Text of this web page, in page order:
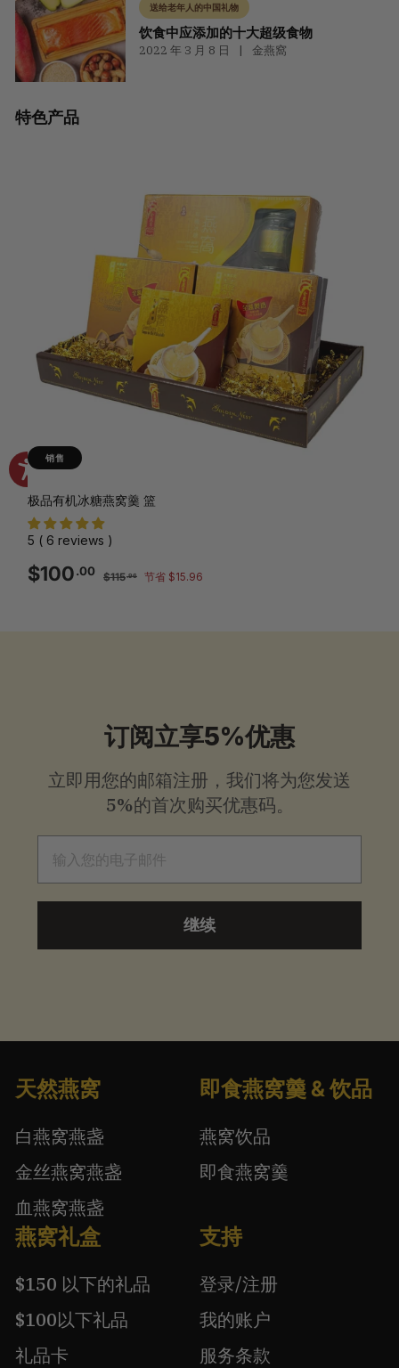
送给老年人的中国礼物
饮食中应添加的十大超级食物
2022 年 3 月 8 日 金燕窩
特色产品
销售
极品有机冰糖燕窝羹 篮
5 ( 6 reviews )
销
售
$100.00$100.00
常
$115.96$115.96
节省 $15.96
订阅立享5%优惠
立即用您的邮箱注册，我们将为您发送
5%的首次购买优惠码。
继续
天然燕窝
白燕窝燕盏
金丝燕窝燕盏
血燕窝燕盏
即食燕窝羹 & 饮品
燕窝饮品
即食燕窝羹
燕窝礼盒
$150 以下的礼品
$100以下礼品
礼品卡
支持
登录/注册
我的账户
服务条款